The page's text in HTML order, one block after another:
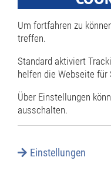
07256
Fachdienst:
Raum: 013
Wenn Sie die
Um fortfahren zu
treffen.
Standard aktiviert
helfen die Webseite für
Über Einstellungen
ausschalten.
Einstellungen